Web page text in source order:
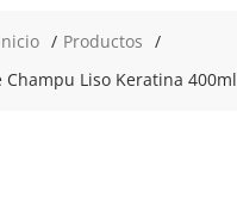
Productos
Champu Liso Keratina 400ml